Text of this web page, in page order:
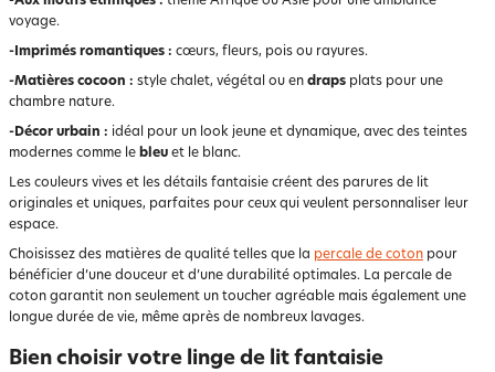
voyage.
-Imprimés romantiques : cœurs, fleurs, pois ou rayures.
-Matières cocoon : style chalet, végétal ou en draps plats pour une
chambre nature.
-Décor urbain : idéal pour un look jeune et dynamique, avec des teintes
modernes comme le bleu et le blanc.
Les couleurs vives et les détails fantaisie créent des parures de lit
originales et uniques, parfaites pour ceux qui veulent personnaliser leur
espace.
Choisissez des matières de qualité telles que la percale de coton pour
bénéficier d’une douceur et d’une durabilité optimales. La percale de
coton garantit non seulement un toucher agréable mais également une
longue durée de vie, même après de nombreux lavages.
Bien choisir votre linge de lit fantaisie